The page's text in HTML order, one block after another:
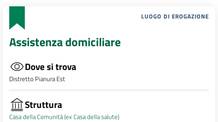
LUOGO DI EROGAZIONE
Assistenza domiciliare
Dove si trova
Distretto Pianura Est
Struttura
Casa della Comunità (ex Casa della salute)